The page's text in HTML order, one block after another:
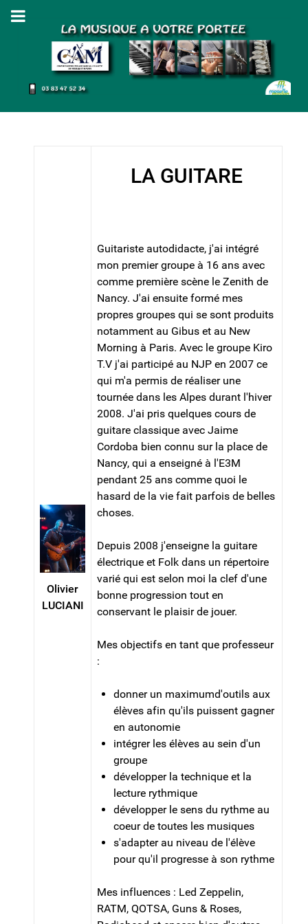
Olivier
LUCIANI
LA GUITARE
Guitariste autodidacte, j'ai intégré
mon premier groupe à 16 ans avec
comme première scène le Zenith de
Nancy. J'ai ensuite formé mes
propres groupes qui se sont produits
notamment au Gibus et au New
Morning à Paris. Avec le groupe Kiro
T.V j'ai participé au NJP en 2007 ce
qui m'a permis de réaliser une
tournée dans les Alpes durant l'hiver
2008. J'ai pris quelques cours de
guitare classique avec Jaime
Cordoba bien connu sur la place de
Nancy, qui a enseigné à l'E3M
pendant 25 ans comme quoi le
hasard de la vie fait parfois de belles
choses.
Depuis 2008 j'enseigne la guitare
électrique et Folk dans un répertoire
varié qui est selon moi la clef d'une
bonne progression tout en
conservant le plaisir de jouer.
Mes objectifs en tant que professeur
:
donner un maximumd'outils aux
élèves afin qu'ils puissent gagner
en autonomie
intégrer les élèves au sein d'un
groupe
développer la technique et la
lecture rythmique
développer le sens du rythme au
coeur de toutes les musiques
s'adapter au niveau de l'élève
pour qu'il progresse à son rythme
Mes influences : Led Zeppelin,
RATM, QOTSA, Guns & Roses,